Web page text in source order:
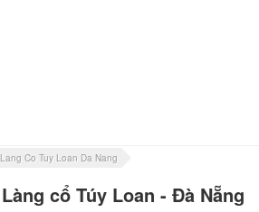
Lang Co Tuy Loan Da Nang
Làng cổ Túy Loan - Đà Nẵng